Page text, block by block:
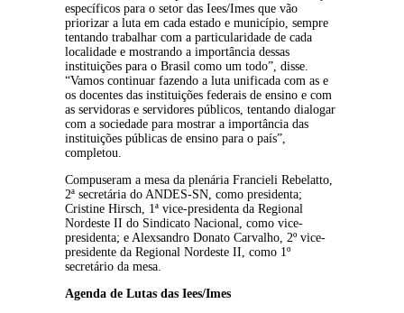
específicos para o setor das Iees/Imes que vão
priorizar a luta em cada estado e município, sempre
tentando trabalhar com a particularidade de cada
localidade e mostrando a importância dessas
instituições para o Brasil como um todo”, disse.
“Vamos continuar fazendo a luta unificada com as e
os docentes das instituições federais de ensino e com
as servidoras e servidores públicos, tentando dialogar
com a sociedade para mostrar a importância das
instituições públicas de ensino para o país”,
completou.
Compuseram a mesa da plenária Francieli Rebelatto,
2ª secretária do ANDES-SN, como presidenta;
Cristine Hirsch, 1ª vice-presidenta da Regional
Nordeste II do Sindicato Nacional, como vice-
presidenta; e Alexsandro Donato Carvalho, 2º vice-
presidente da Regional Nordeste II, como 1º
secretário da mesa.
Agenda de Lutas das Iees/Imes